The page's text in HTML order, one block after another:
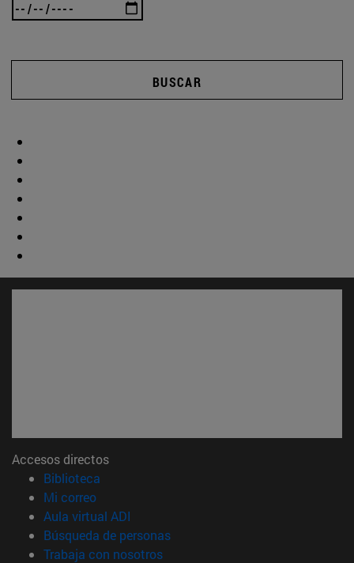
BUSCAR
Accesos directos
Biblioteca
Mi correo(abre en nueva ventana)
Aula virtual ADI
Búsqueda de personas(abre en nueva ventana)
Trabaja con nosotros(abre en nueva ventana)